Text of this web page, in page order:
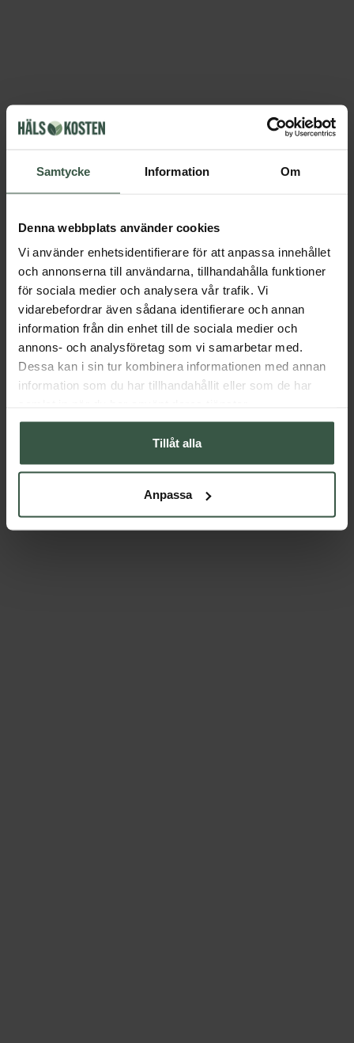
Samtycke Information Om
Denna webbplats använder cookies
Vi använder enhetsidentifierare för att anpassa innehållet
och annonserna till användarna, tillhandahålla funktioner
för sociala medier och analysera vår trafik. Vi
vidarebefordrar även sådana identifierare och annan
information från din enhet till de sociala medier och
annons- och analysföretag som vi samarbetar med.
Dessa kan i sin tur kombinera informationen med annan
information som du har tillhandahållit eller som de har
Tillåt alla
Anpassa